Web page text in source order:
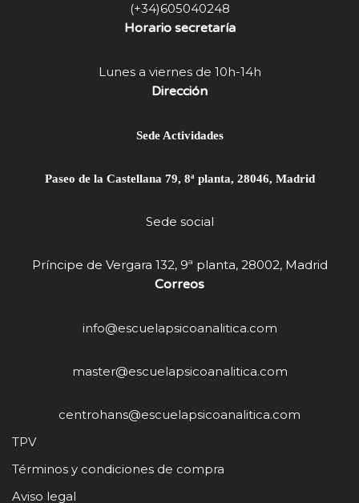
(+34)605040248
Horario secretaría
Lunes a viernes de 10h-14h
Dirección
Sede Actividades
Paseo de la Castellana 79, 8ª planta, 28046, Madrid
Sede social
Príncipe de Vergara 132, 9ª planta, 28002, Madrid
Correos
info@escuelapsicoanalitica.com
master@escuelapsicoanalitica.com
centrohans@escuelapsicoanalitica.com
TPV
Términos y condiciones de compra
Aviso legal